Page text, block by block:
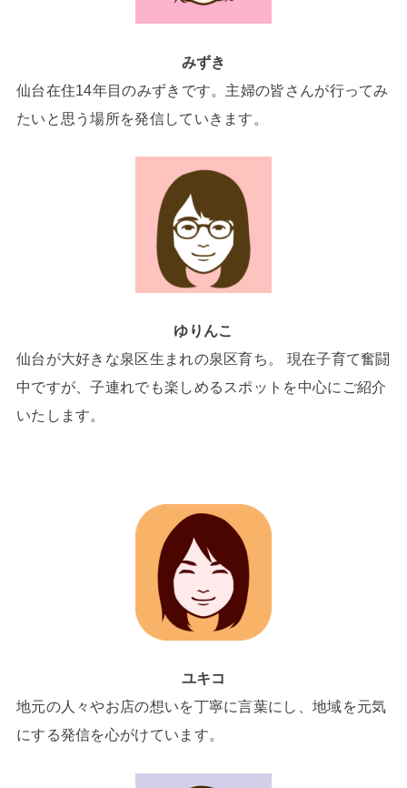
みずき
仙台在住14年目のみずきです。主婦の皆さんが行ってみ
たいと思う場所を発信していきます。
ゆりんこ
仙台が大好きな泉区生まれの泉区育ち。 現在子育て奮闘
中ですが、子連れでも楽しめるスポットを中心にご紹介
いたします。
ユキコ
地元の人々やお店の想いを丁寧に言葉にし、地域を元気
にする発信を心がけています。